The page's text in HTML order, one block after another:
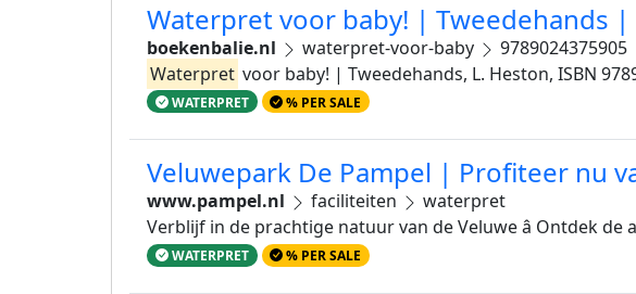
Waterpret voor baby! | Tweedehands |
boekenbalie.nl waterpret-voor-baby
9789024375905
Waterpret voor baby! | Tweedehands, L. Heston, ISBN
WATERPRET % PER SALE
Veluwepark De Pampel | Profiteer nu
www.pampel.nl faciliteiten
waterpret
Verblijf in de prachtige natuur van de Veluwe â Ontdek
WATERPRET % PER SALE